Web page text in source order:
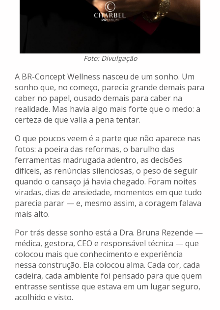
Foto: Divulgação
A BR-Concept Wellness nasceu de um sonho. Um
sonho que, no começo, parecia grande demais para
caber no papel, ousado demais para caber na
realidade. Mas havia algo mais forte que o medo: a
certeza de que valia a pena tentar.
O que poucos veem é a parte que não aparece nas
fotos: a poeira das reformas, o barulho das
ferramentas madrugada adentro, as decisões
difíceis, as renúncias silenciosas, o peso de seguir
quando o cansaço já havia chegado. Foram noites
viradas, dias de ansiedade, momentos em que tudo
parecia parar — e, mesmo assim, a coragem falava
mais alto.
Por trás desse sonho está a Dra. Bruna Rezende —
médica, gestora, CEO e responsável técnica — que
colocou mais que conhecimento e experiência
nessa construção. Ela colocou alma. Cada cor, cada
cadeira, cada ambiente foi pensado para que quem
entrasse sentisse que estava em um lugar seguro,
acolhido e visto.